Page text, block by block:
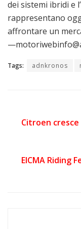
dei sistemi ibridi e
rappresentano
affrontare un
Tags: adnkronos
Citroen
EICMA Riding